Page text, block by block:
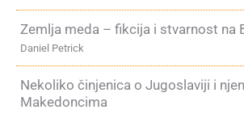
Zemlja meda – fikcija i stvarnost na
Daniel Petrick
Nekoliko činjenica o Jugoslaviji i
Makedoncima